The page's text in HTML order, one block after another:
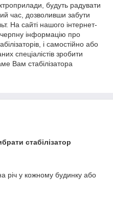
будуть радувати
час, дозволивши забути
На сайті нашого інтернет-
інформацію про
і самостійно або
спеціалістів зробити
Вам стабілізатора
стабілізатор
річ у кожному будинку або